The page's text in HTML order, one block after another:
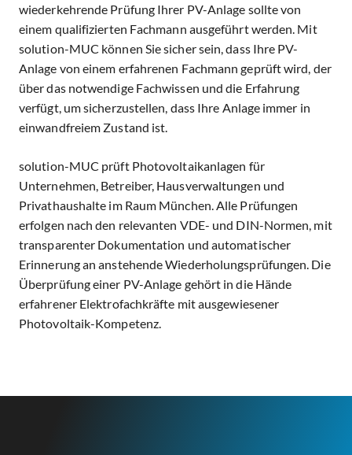
wiederkehrende Prüfung Ihrer PV-Anlage sollte von
einem qualifizierten Fachmann ausgeführt werden. Mit
solution-MUC können Sie sicher sein, dass Ihre PV-
Anlage von einem erfahrenen Fachmann geprüft wird, der
über das notwendige Fachwissen und die Erfahrung
verfügt, um sicherzustellen, dass Ihre Anlage immer in
einwandfreiem Zustand ist.
solution-MUC prüft Photovoltaikanlagen für
Unternehmen, Betreiber, Hausverwaltungen und
Privathaushalte im Raum München. Alle Prüfungen
erfolgen nach den relevanten VDE- und DIN-Normen, mit
transparenter Dokumentation und automatischer
Erinnerung an anstehende Wiederholungsprüfungen. Die
Überprüfung einer PV-Anlage gehört in die Hände
erfahrener Elektrofachkräfte mit ausgewiesener
Photovoltaik-Kompetenz.